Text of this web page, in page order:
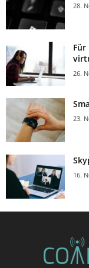
28.
Für
26.
23.
16.